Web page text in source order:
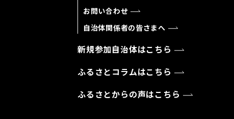
お問い合わせ
自治体関係者の皆さまへ
新規参加自治体はこちら
ふるさとコラムはこちら
ふるさとからの声はこちら